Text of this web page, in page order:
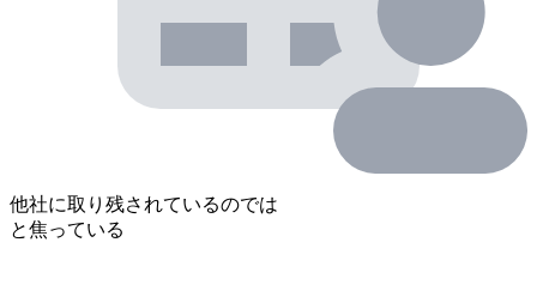
他社に取り残されているのでは
と焦っている